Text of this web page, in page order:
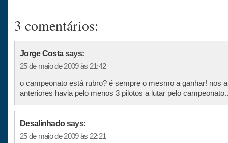
3 comentários:
Jorge Costa says:
25 de maio de 2009 às 21:42
o campeonato está rubro? é sempre o mesmo a ganhar! nos
anteriores havia pelo menos 3 pilotos a lutar pelo
Desalinhadosays:
25 de maio de 2009 às 22:21